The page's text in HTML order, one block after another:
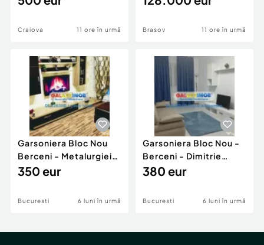
Craiova 11 ore în urmă Brasov 11 ore în urmă
Garsoniera Bloc Nou
Berceni - Metalurgiei
Park - Postalionul
350 eur
Bucuresti 6 luni în urmă
Garsoniera Bloc Nou -
Berceni - Dimitrie
Leonida
380 eur
Bucuresti 6 luni în urmă